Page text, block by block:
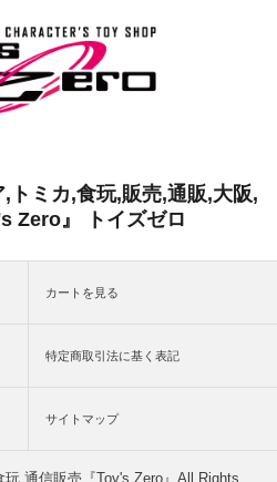
トミカ,食玩,販売,通販,大阪,
Zero』 トイズゼロ
カートを見る
特定商取引法に基く表記
サイトマップ
通信販売『Toy's Zero』All Rights